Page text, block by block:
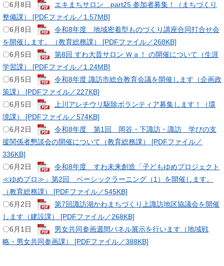
〇6月8日
エキまちサロン part25 参加者募集！（まちづくり
整備課） [PDFファイル／1.57MB]
〇6月8日
令和8年度 地域密着型ものづくり講座合同打合せ会
を開催します。（教育総務課） [PDFファイル／268KB]
〇6月5日
第8回 すわ大昔サロン Ｗａ！ の開催について（生涯
学習課） [PDFファイル／1.24MB]
​〇6月5日
令和8年度 諏訪市総合教育会議を開催します（企画政
策課） [PDFファイル／227KB]
〇6月5日
上川アレチウリ駆除ボランティア募集します！（環
境課） [PDFファイル／574KB]
〇6月2日
令和8年度 第1回 岡谷・下諏訪・諏訪 学びの支
援関係者懇談会の開催について（教育総務課） [PDFファイル／
336KB]
〇6月2日
令和8年度 すわ未来創造「子どもゆめプロジェクト
≪ゆめプロ≫」第2回 ベーシックラーニング（1）を開催します。
（教育総務課） [PDFファイル／545KB]
​〇6月2日
第7回諏訪湖かわまちづくり上諏訪地区協議会を開催
します（建設課） [PDFファイル／268KB]
〇6月1日
男女共同参画週間パネル展示を行います（地域戦
略・男女共同参画課） [PDFファイル／388KB]